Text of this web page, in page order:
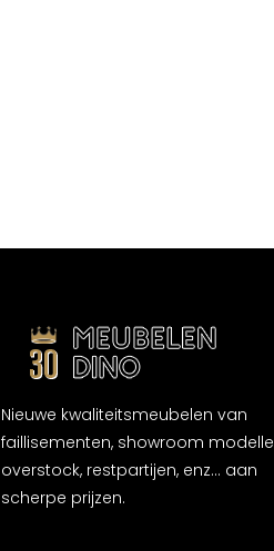
Nieuwe kwaliteitsmeubelen van
faillisementen, showroom
overstock, restpartijen, enz... aan
scherpe prijzen.